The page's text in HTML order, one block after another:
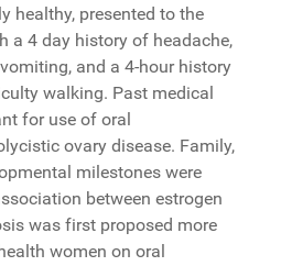
healthy, presented to the
a 4 day history of headache,
and a 4-hour history
walking. Past medical
for use of oral
ovary disease. Family,
milestones were
between estrogen
was first proposed more
women on oral